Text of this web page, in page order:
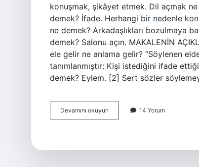
konuşmak, şikâyet etmek. Dil açmak
demek? İfade. Herhangi bir nedenle
ne demek? Arkadaşlıkları bozulmaya
demek? Salonu açın. MAKALENİN
ele gelir ne anlama gelir? “Söylenen
tanımlanmıştır: Kişi istediğini ifade
demek? Eylem. [2] Sert sözler
Devamını okuyun
Açılmak
14 Yorum